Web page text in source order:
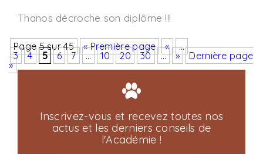
Thanos décroche son diplôme !!!
Page 5 sur 45 « Première page «
…
3
4 5 6 7 … 10 20 30 … »
Dernière page
»
Inscrivez-vous et recevez toutes nos
actus et les derniers conseils de
l'Académie !